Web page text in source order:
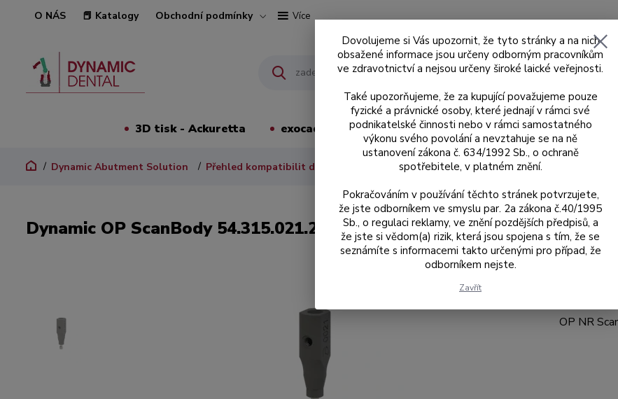
O NÁS 📕 Katalogy Obchodní podmínky Více
Hledat
3D tisk - Ackuretta exocad Skenery MEDIT Sagemax
Dynamic Abutment Solution Přehled kompatibilit dle kódů Dynamic OP ScanBody 54.315.021.21-2
Dynamic OP ScanBody 54.315.021.21-2
OP NR
Dovolujeme si Vás upozornit, že tyto stránky a na nich
obsažené informace jsou určeny odborným pracovníkům
ve zdravotnictví a nejsou určeny široké laické veřejnosti.
Také upozorňujeme, že za kupující považujeme pouze
fyzické a právnické osoby, které jednají v rámci své
podnikatelské činnosti nebo v rámci samostatného
výkonu svého povolání a nevztahuje se na ně
ustanovení zákona č. 634/1992 Sb., o ochraně
spotřebitele, v platném znění.
Pokračováním v používání těchto stránek potvrzujete,
že jste odborníkem ve smyslu par. 2a zákona č.40/1995
Sb., o regulaci reklamy, ve znění pozdějších předpisů, a
že jste si vědom(a) rizik, která jsou spojena s tím, že se
seznámíte s informacemi takto určenými pro případ, že
odborníkem nejste.
Zavřít